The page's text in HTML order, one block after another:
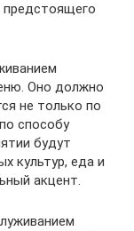
предстоящего
Оно должно
не только по
способу
будут
культур, еда и
акцент.